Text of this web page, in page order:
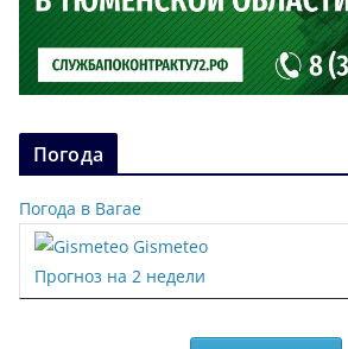
Погода
Погода в Вагае
Gismeteo
Прогноз на 2 недели